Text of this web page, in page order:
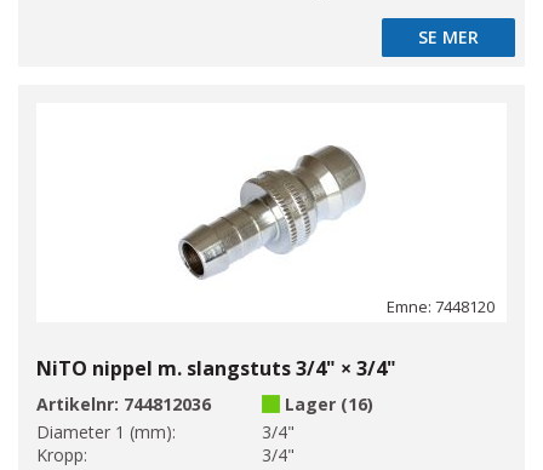
SE MER
SE MER
Emne: 7448120
NiTO nippel m. slangstuts 3/4" × 3/4"
Artikelnr: 744812036
Lager (16)
Diameter 1 (mm):
3/4"
Kropp:
3/4"